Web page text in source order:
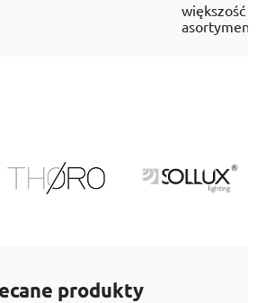
większość
produkty